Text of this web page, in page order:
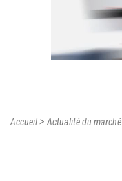
Accueil>Actualité du marché